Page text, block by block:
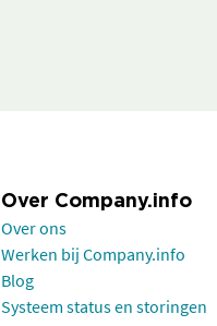
Over Company.info
Over ons
Werken bij Company.info
Blog
Systeem status en storingen